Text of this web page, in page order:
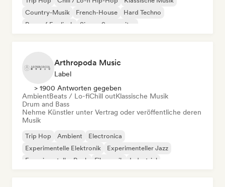
Country-Musik
French-House
Hard Techno
Rap auf Englisch
Singer-Songwriter
Arthropoda Music
Label
> 1900 Antworten gegeben
AmbientBeats / Lo-fiChill outKlassische Musik
Drum and Bass
Nehme Künstler unter Vertrag oder veröffentliche deren
Musik
Trip Hop Ambient
Electronica
Experimentelle Elektronik
Experimenteller Jazz
Experimenteller Rock
Filmmusik Industrial